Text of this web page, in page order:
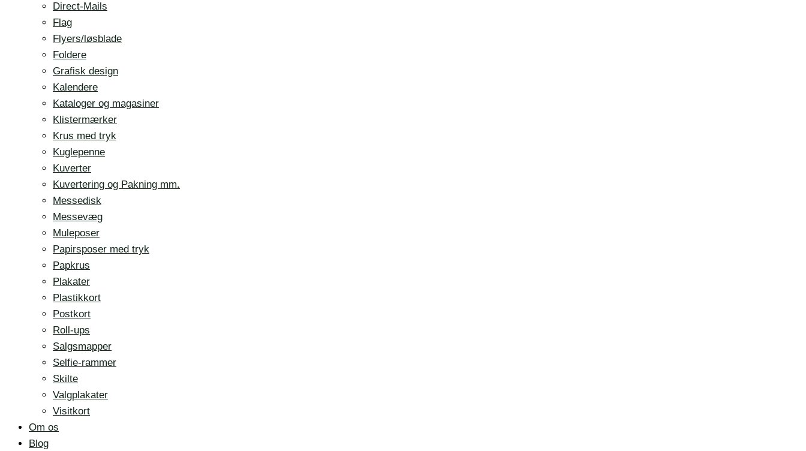
Direct-Mails
Flag
Flyers/løsblade
Foldere
Grafisk design
Kalendere
Kataloger og magasiner
Klistermærker
Krus med tryk
Kuglepenne
Kuverter
Kuvertering og Pakning mm.
Messedisk
Messevæg
Muleposer
Papirsposer med tryk
Papkrus
Plakater
Plastikkort
Postkort
Roll-ups
Salgsmapper
Selfie-rammer
Skilte
Valgplakater
Visitkort
Om os
Blog